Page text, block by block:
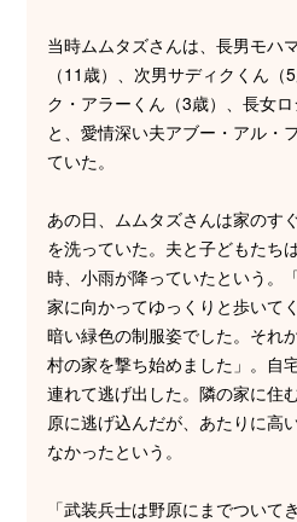
当時ムムタズさんは、長男モハ
（11歳）、次男サディクくん（
ク・アラーくん（3歳）、長女ロ
と、愛情深い夫アブー・アル・
ていた。
あの日、ムムタズさんは家のす
を洗っていた。夫と子どもたち
時、小雨が降っていたという。
家に向かってゆっくりと歩いて
暗い緑色の制服姿でした。それ
村の家を撃ち始めました」。自
連れて逃げ出した。隣の家に住
原に逃げ込んだが、あたりに高
なかったという。
「武装兵士は野原にまでついて